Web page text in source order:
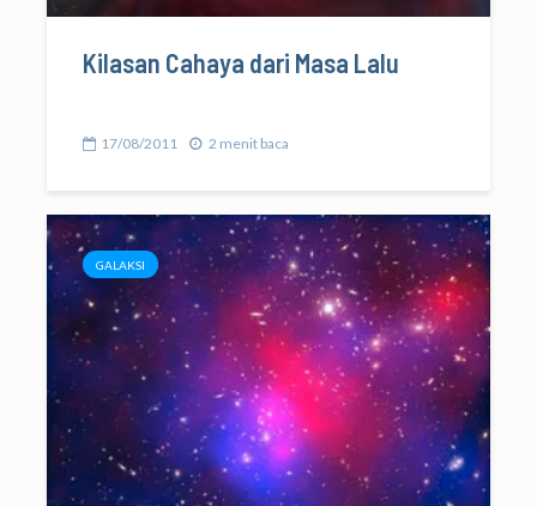
Kilasan Cahaya dari Masa Lalu
17/08/2011 2 menit baca
GALAKSI